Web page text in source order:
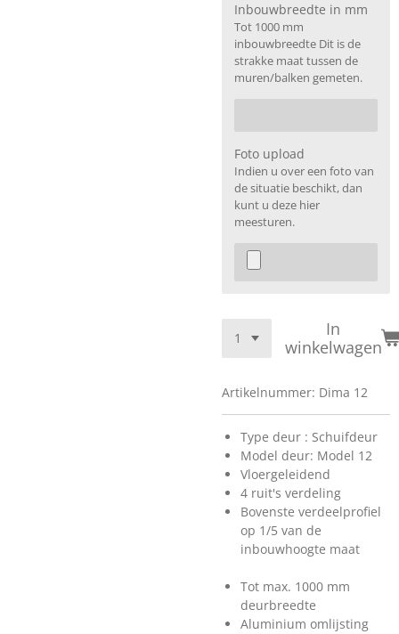
Inbouwbreedte in mm
Tot 1000 mm
inbouwbreedte Dit is de
strakke maat tussen de
muren/balken gemeten.
Foto upload
Indien u over een foto van
de situatie beschikt, dan
kunt u deze hier
meesturen.
In
winkelwagen
Artikelnummer: Dima 12
Type deur : Schuifdeur
Model deur: Model 12
Vloergeleidend
4 ruit's verdeling
Bovenste verdeelprofiel
op 1/5 van de
inbouwhoogte maat
Tot max. 1000 mm
deurbreedte
Aluminium omlijsting